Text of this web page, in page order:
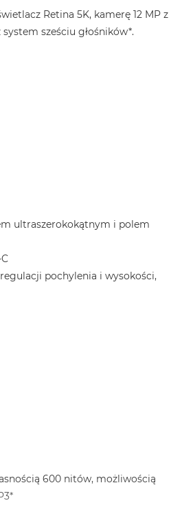
Retina 5K, kamerę 12 MP z
sześciu głośników*.
ultraszeroko­kątnym i polem
pochylenia i wysokości,
600 nitów, możliwością